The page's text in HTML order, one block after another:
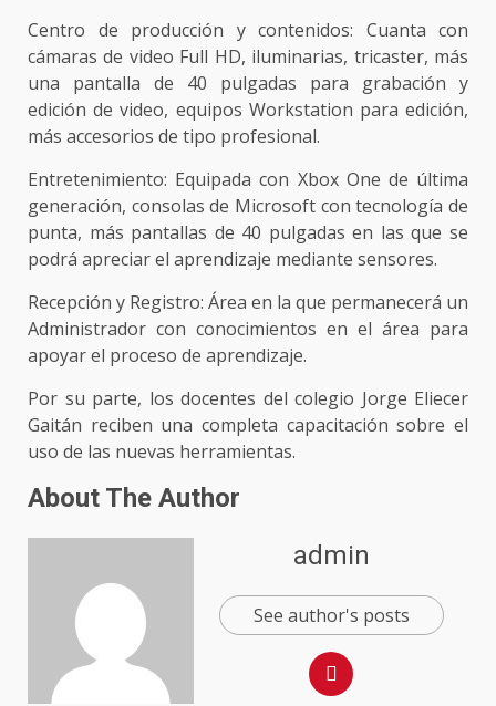
Centro de producción y contenidos: Cuanta con
cámaras de video Full HD, iluminarias, tricaster, más
una pantalla de 40 pulgadas para grabación y
edición de video, equipos Workstation para edición,
más accesorios de tipo profesional.
Entretenimiento: Equipada con Xbox One de última
generación, consolas de Microsoft con tecnología de
punta, más pantallas de 40 pulgadas en las que se
podrá apreciar el aprendizaje mediante sensores.
Recepción y Registro: Área en la que permanecerá un
Administrador con conocimientos en el área para
apoyar el proceso de aprendizaje.
Por su parte, los docentes del colegio Jorge Eliecer
Gaitán reciben una completa capacitación sobre el
uso de las nuevas herramientas.
About The Author
admin
See author's posts